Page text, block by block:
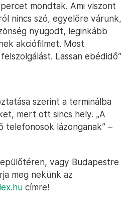
mondtak. Ami viszont
nincs szó, egyelőre várunk,
nyugodt, leginkább
akciófilmet. Most
Lassan ebédidő”
szerint a terminálba
mert ott sincs hely. „A
telefonosok lázonganak” –
vagy Budapestre
meg nekünk az
címre!